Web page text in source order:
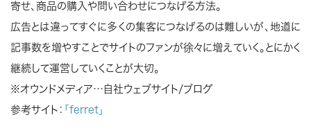
寄せ、商品の購入や問い合わせにつなげる方法。
広告とは違ってすぐに多くの集客につなげるのは難しいが、地道に
記事数を増やすことでサイトのファンが徐々に増えていく。とにかく
継続して運営していくことが大切。
※オウンドメディア…自社ウェブサイト/ブログ
参考サイト： 「ferret」